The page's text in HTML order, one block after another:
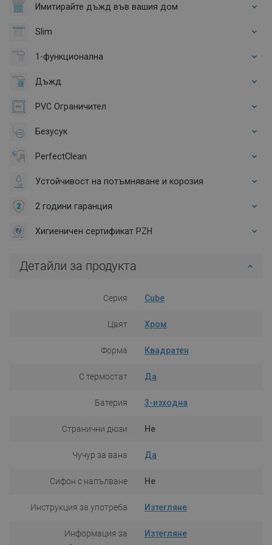
Имитирайте дъжд във вашия дом
Slim
1-функционална
Дъжд
PVC Ограничител
Безусук
PerfectClean
Устойчивост на потъмняване и корозия
2 години гаранция
Хигиеничен сертификат PZH
Детайли за продукта
Серия Cube
Цвят Хром
Форма Квадратен
С термостат Да
Батерия 3-изходна
Странични дюзи Не
Чучур за вана Да
Сифон с напълване Не
Инструкция за употреба Изтегляне
Информация за
Изтегляне